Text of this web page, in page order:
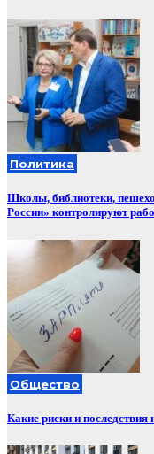
Политика
Школы, библиотеки,
России» контролируют
Общество
Какие риски и